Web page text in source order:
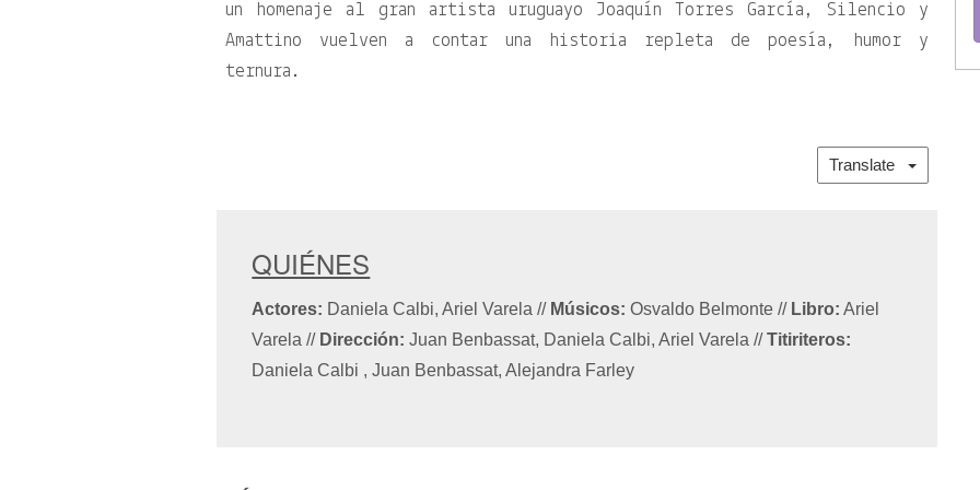
un homenaje al gran artista uruguayo Joaquín Torres García, Silencio y
Amattino vuelven a contar una historia repleta de poesía, humor y
ternura.
Translate
QUIÉNES
Actores: Daniela Calbi, Ariel Varela// Músicos: Osvaldo Belmonte// Libro: Ariel
Varela// Dirección: Juan Benbassat, Daniela Calbi, Ariel Varela// Titiriteros:
Daniela Calbi , Juan Benbassat, Alejandra Farley